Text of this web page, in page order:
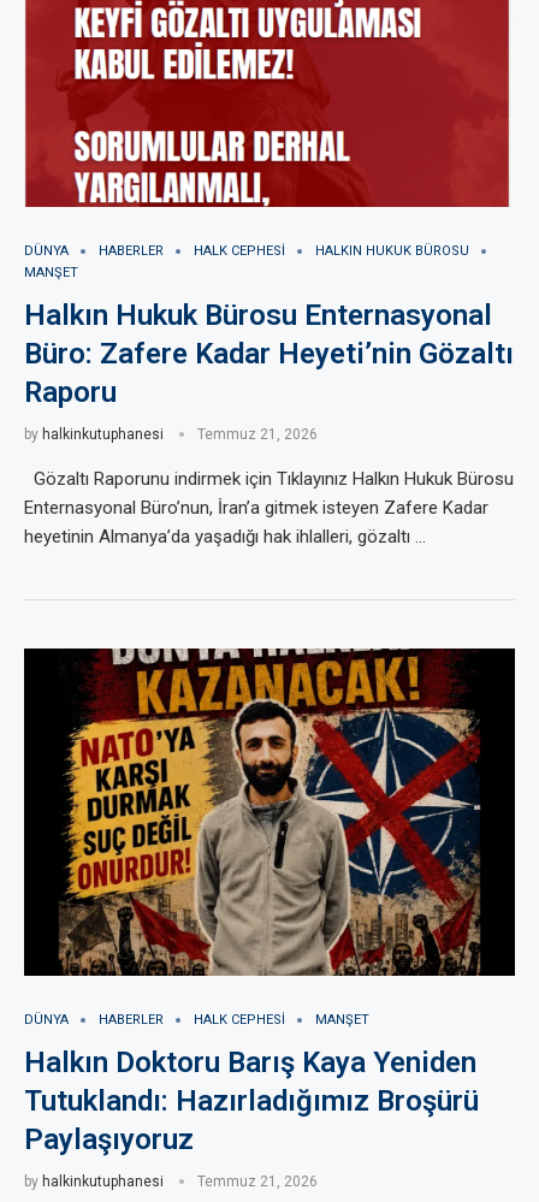
DÜNYA HABERLER HALK CEPHESI
HALKIN HUKUK BÜROSU
MANŞET
Halkın Hukuk Bürosu Enternasyonal
Büro: Zafere Kadar Heyeti’nin Gözaltı
Raporu
by halkinkutuphanesi Temmuz 21, 2026
Gözaltı Raporunu indirmek için Tıklayınız Halkın Hukuk Bürosu
Enternasyonal Büro’nun, İran’a gitmek isteyen Zafere Kadar
heyetinin Almanya’da yaşadığı hak ihlalleri, gözaltı …
DÜNYA HABERLER HALK CEPHESI MANŞET
Halkın Doktoru Barış Kaya Yeniden
Tutuklandı: Hazırladığımız Broşürü
Paylaşıyoruz
by halkinkutuphanesi Temmuz 21, 2026